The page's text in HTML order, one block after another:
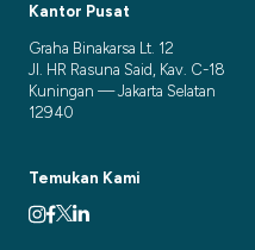
Kantor Pusat
Graha Binakarsa Lt. 12
Jl. HR Rasuna Said, Kav. C-18
Kuningan — Jakarta Selatan
12940
Temukan Kami